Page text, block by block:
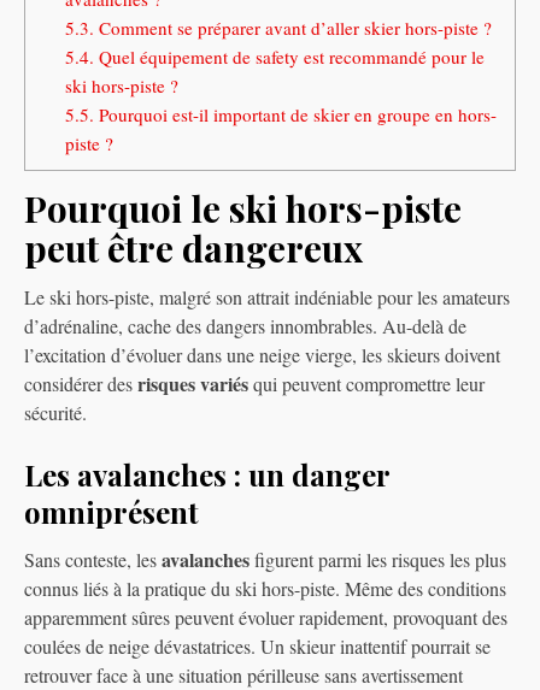
5.3. Comment se préparer avant d’aller skier hors-piste ?
5.4. Quel équipement de safety est recommandé pour le
ski hors-piste ?
5.5. Pourquoi est-il important de skier en groupe en hors-
piste ?
Pourquoi le ski hors-piste
peut être dangereux
Le ski hors-piste, malgré son attrait indéniable pour les amateurs
d’adrénaline, cache des dangers innombrables. Au-delà de
l’excitation d’évoluer dans une neige vierge, les skieurs doivent
considérer desrisques variésqui peuvent compromettre leur
sécurité.
Les avalanches : un danger
omniprésent
Sans conteste, lesavalanchesfigurent parmi les risques les plus
connus liés à la pratique du ski hors-piste. Même des conditions
apparemment sûres peuvent évoluer rapidement, provoquant des
coulées de neige dévastatrices. Un skieur inattentif pourrait se
retrouver face à une situation périlleuse sans avertissement